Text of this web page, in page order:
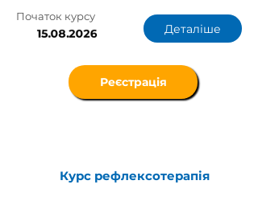
Початок курсу
15.08.2026 Деталіше
Реєстрація
Курс рефлексотерапія